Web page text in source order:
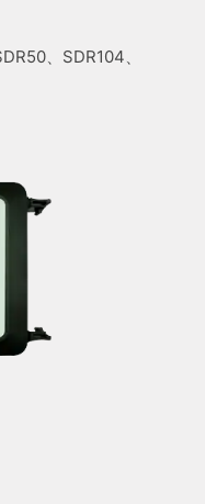
、SDR104、